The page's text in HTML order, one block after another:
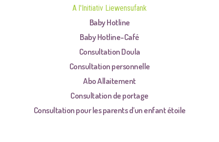
A l'Initiativ Liewensufank
Baby Hotline
Baby Hotline-Café
Consultation Doula
Consultation personnelle
Abo Allaitement
Consultation de portage
Consultation pour les parents d’un enfant étoile